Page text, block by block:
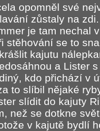
opomněl své
zůstaly na zdi.
je tam nechal
stěhování se to
kajutu
a Lister
kdo přichází v
to slíbil nějaké
slídit do kajuty
než se dotkne
v kajutě bydlí